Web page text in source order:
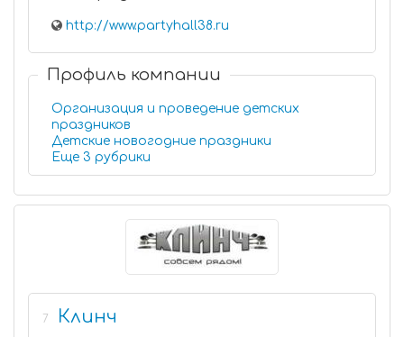
http://www.partyhall38.ru
Профиль компании
Организация и проведение детских
праздников
Детские новогодние праздники
Еще 3 рубрики
7 Клинч